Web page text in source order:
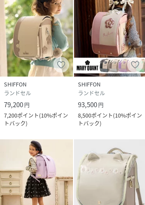
肩ベルトDカン：防犯ブザーに手が伸ば
カンを装備。
内ポケット伸縮フック：ファスナーポケ
のあるフックを搭載。
家の鍵などが見つかりやすく、紛失しに
品質への取り組み
撥水性・耐久性に優れたクラリーノ素材
背あて部分には抗菌仕様でクッション性
用しています。
SHIFFON
ランドセル
79,200円
7,200ポイント(10%ポイン
トバック)
SHIFFON
ランドセル
93,500円
8,500ポイント(10%ポイン
トバック)